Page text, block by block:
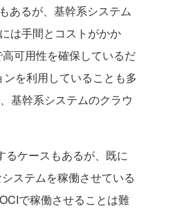
あるが、基幹系システム
は手間とコストがかか
可用性を確保しているだ
を利用していることも多
基幹系システムのクラウ
ケースもあるが、既に
ステムを稼働させている
で稼働させることは難